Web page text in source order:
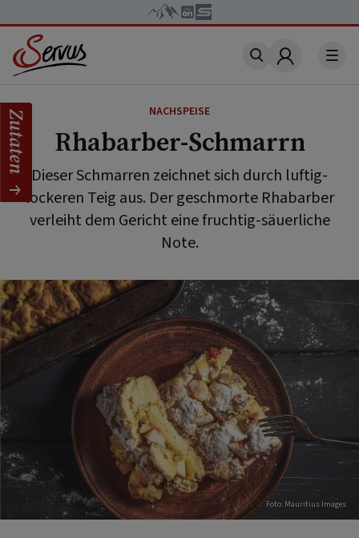
Account
NACHSPEISE
Rhabarber-Schmarrn
Dieser Schmarren zeichnet sich durch luftig-
lockeren Teig aus. Der geschmorte Rhabarber
verleiht dem Gericht eine fruchtig-säuerliche
Note.
Foto: Mauritius Images
Zutaten